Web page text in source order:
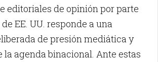
editoriales de opinión por parte
EE. UU. responde a una
de presión mediática y
la agenda binacional. Ante estas